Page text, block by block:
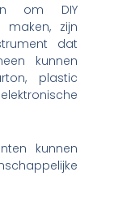
om DIY
maken, zijn
dat
kunnen
plastic
kunnen